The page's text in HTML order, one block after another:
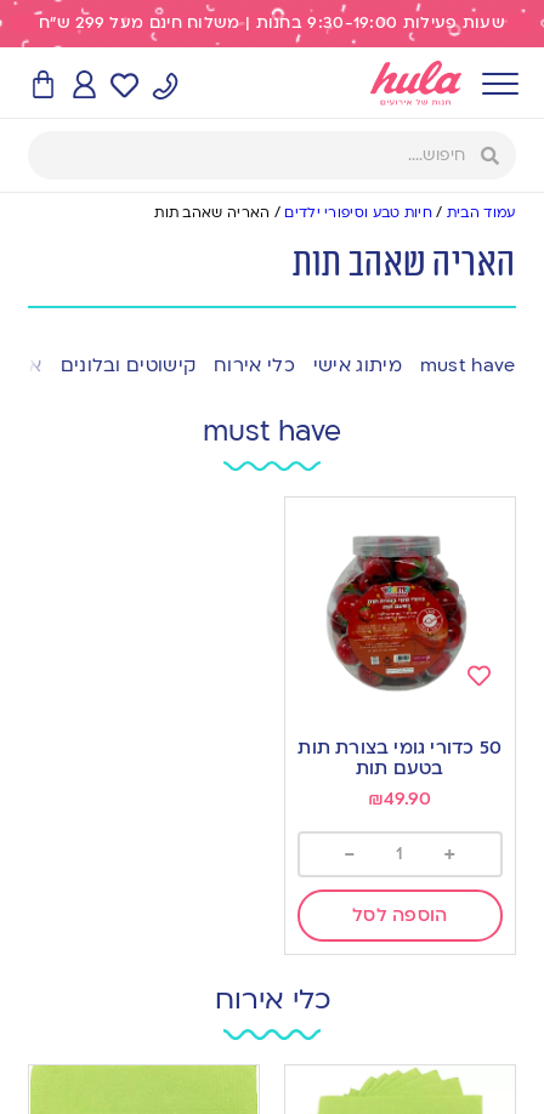
שעות פעילות 9:30-19:00 בחנות | משלוח חינם מעל 299 ש"ח
עמוד הבית /חיות טבע וסיפורי ילדים / האריה שאהב תות
האריה שאהב תות
must have מיתוג אישי כלי אירוח קישוטים ובלונים
must have
to
wishlist
50 כדורי גומי בצורת תות
בטעם תות
₪49.90
+
-
הוספה לסל
כלי אירוח